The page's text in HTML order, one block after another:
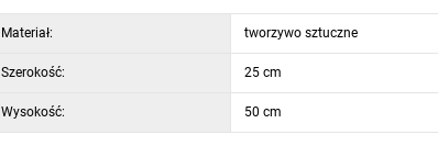
Materiał: tworzywo sztuczne
Szerokość: 25 cm
Wysokość: 50 cm